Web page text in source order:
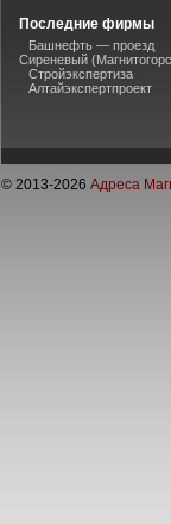
Последние фирмы
Башнефть — проезд
Сиреневый
Стройэкспертиза
Алтайэкспертпроект
© 2013-2026 Адреса